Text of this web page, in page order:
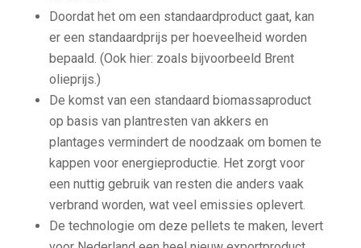
Doordat het om een standaardproduct gaat, kan
er een standaardprijs per hoeveelheid worden
bepaald. (Ook hier: zoals bijvoorbeeld Brent
olieprijs.)
De komst van een standaard biomassaproduct
op basis van plantresten van akkers en
plantages vermindert de noodzaak om bomen te
kappen voor energieproductie. Het zorgt voor
een nuttig gebruik van resten die anders vaak
verbrand worden, wat veel emissies oplevert.
De technologie om deze pellets te maken, levert